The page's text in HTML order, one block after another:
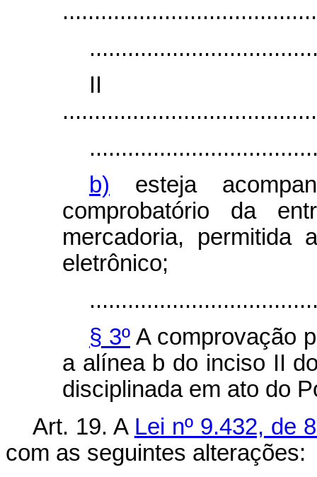
b) esteja
comprobatório da
mercadoria, permitida
eletrônico;
§ 3º A comprovação
a alínea b do inciso II
disciplinada em ato do
Art. 19. A Lei nº 9.432, de
com as seguintes alterações: